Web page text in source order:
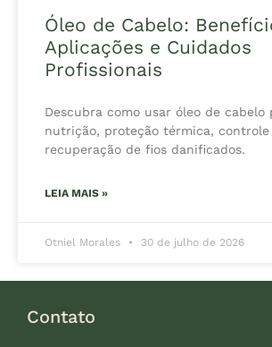
Óleo de Cabelo:
Aplicações e Cuidados
Profissionais
Descubra como usar óleo de cabelo
nutrição, proteção térmica,
recuperação de fios danificados.
LEIA MAIS »
Otniel Morales 30 de julho de 2026
Contato